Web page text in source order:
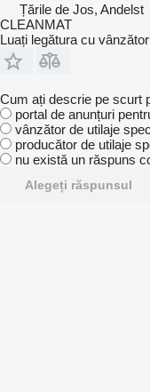
Țările de Jos, Andelst
CLEANMAT
Luați legătura cu
Cum ați descrie pe scurt
portal de anunțuri
vânzător de utilaje
producător de utilaje
nu există un răspuns
Alegeți răspunsul